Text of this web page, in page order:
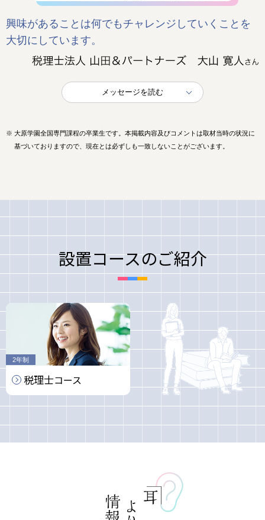
興味があることは何でもチャレンジしていくことを
大切にしています。
メッセージを読む
※ 大原学園全国専門課程の卒業生です。本掲載内容及びコメントは取材当時の状況に
基づいておりますので、現在とは必ずしも一致しないことがございます。
設置コースのご紹介
2年制
税理士コース